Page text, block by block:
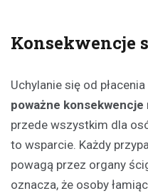
Konsekwencje
Uchylanie się od
poważne konsekwencje
przede wszystkim dla
to wsparcie. Każdy
powagą przez organy
oznacza, że osoby